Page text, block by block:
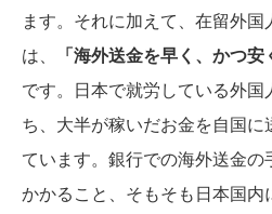
ます。それに加えて、在留外
は、
「海外送金を早く、かつ安
です。日本で就労している外国
ち、大半が稼いだお金を自国
ています。銀行での海外送金
かかること、そもそも日本国